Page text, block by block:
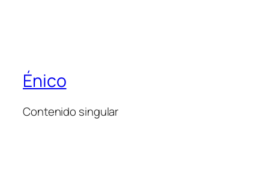
Énico
Contenido singular